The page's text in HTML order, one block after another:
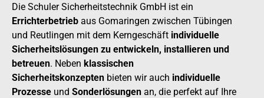
Die Schuler Sicherheitstechnik GmbH ist ein
Errichterbetrieb aus Gomaringen zwischen Tübingen
und Reutlingen mit dem Kerngeschäft individuelle
Sicherheitslösungen zu entwickeln, installieren und
betreuen. Neben klassischen
Sicherheitskonzepten bieten wir auch individuelle
Prozesse und Sonderlösungen an, die perfekt auf Ihre